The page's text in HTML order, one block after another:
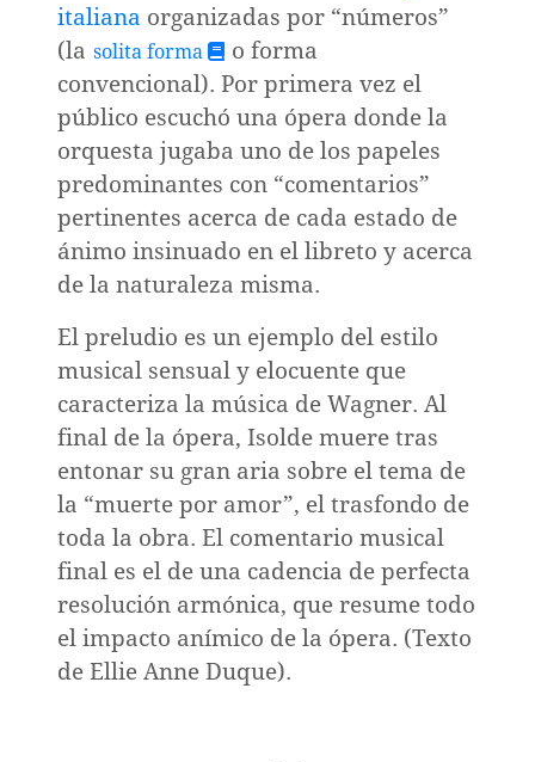
italiana organizadas por “números”
(la solita forma
o forma
convencional). Por primera vez el
público escuchó una ópera donde la
orquesta jugaba uno de los papeles
predominantes con “comentarios”
pertinentes acerca de cada estado de
ánimo insinuado en el libreto y acerca
de la naturaleza misma.
El preludio es un ejemplo del estilo
musical sensual y elocuente que
caracteriza la música de Wagner. Al
final de la ópera, Isolde muere tras
entonar su gran aria sobre el tema de
la “muerte por amor”, el trasfondo de
toda la obra. El comentario musical
final es el de una cadencia de perfecta
resolución armónica, que resume todo
el impacto anímico de la ópera. (Texto
de Ellie Anne Duque).